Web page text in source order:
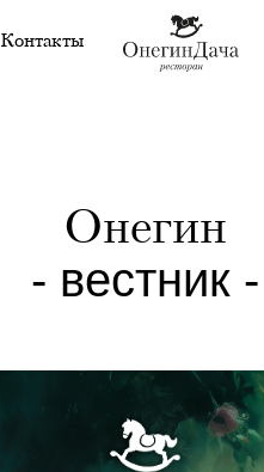
Контакты
Онегин
- вестник -